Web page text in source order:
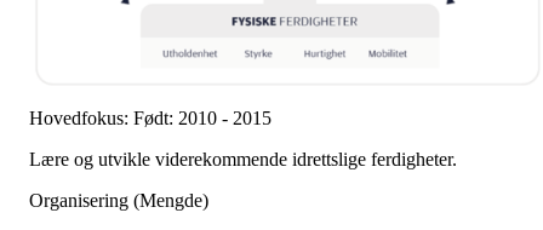
Hovedfokus: Født: 2010 - 2015
Lære og utvikle viderekommende idrettslige ferdigheter.
Organisering (Mengde)